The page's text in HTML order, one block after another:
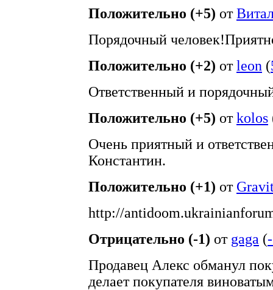
Положительно (+5) от
Порядочный
Положительно (+2) отleon (
Ответственный и
Положительно (+5) отkolos
Очень приятный и
Константин.
Положительно (+1) от
http://
Отрицательно (-1) от gaga (
Продавец Алекс обманул
делает покупателя